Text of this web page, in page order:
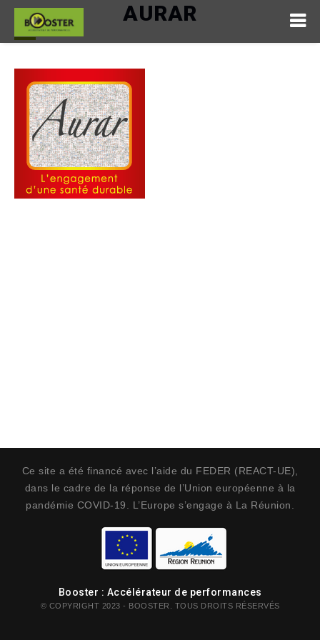
AURAR
Ce site a été financé avec l’aide du FEDER (REACT-UE),
dans le cadre de la réponse de l’Union européenne à la
pandémie COVID-19. L’Europe s’engage à La Réunion.
Booster : Accélérateur de performances
© COPYRIGHT 2023 - BOOSTER. TOUS DROITS RÉSERVÉS